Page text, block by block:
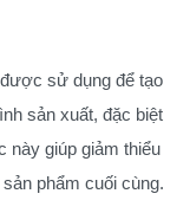
sử dụng để tạo
sản xuất, đặc biệt
này giúp giảm thiểu
phẩm cuối cùng.